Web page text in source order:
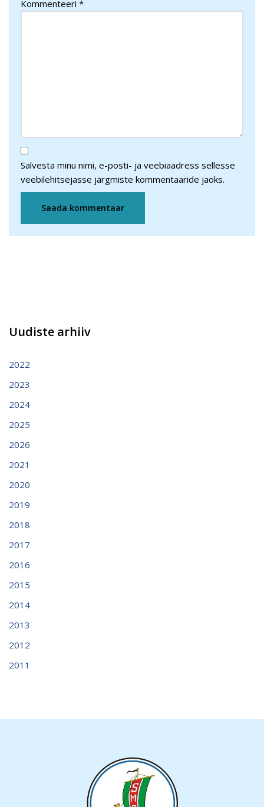
Kommenteeri *
Salvesta minu nimi, e-posti- ja veebiaadress sellesse
veebilehitsejasse järgmiste kommentaaride jaoks.
Uudiste arhiiv
2022
2023
2024
2025
2026
2021
2020
2019
2018
2017
2016
2015
2014
2013
2012
2011